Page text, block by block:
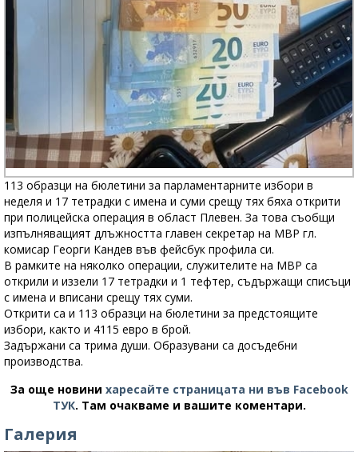
113 образци на бюлетини за парламентарните избори в
неделя и 17 тетрадки с имена и суми срещу тях бяха открити
при полицейска операция в област Плевен. За това съобщи
изпълняващият длъжността главен секретар на МВР гл.
комисар Георги Кандев във фейсбук профила си.
В рамките на няколко операции, служителите на МВР са
открили и иззели 17 тетрадки и 1 тефтер, съдържащи списъци
с имена и вписани срещу тях суми.
Открити са и 113 образци на бюлетини за предстоящите
избори, както и 4115 евро в брой.
Задържани са трима души. Образувани са досъдебни
производства.
За още новини харесайте страницата ни във Facebook
ТУК. Там очакваме и вашите коментари.
Галерия